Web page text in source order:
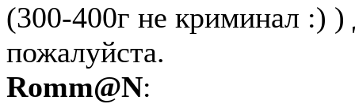
(300-400г не криминал :)
пожалуйста.
Romm@N: